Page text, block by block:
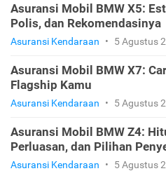
Asuransi Mobil BMW X5:
Polis, dan Rekomendasinya
Asuransi Kendaraan • 5 Agustus
Asuransi Mobil BMW X7:
Flagship Kamu
Asuransi Kendaraan • 5 Agustus
Asuransi Mobil BMW Z4:
Perluasan, dan Pilihan
Asuransi Kendaraan • 5 Agustus